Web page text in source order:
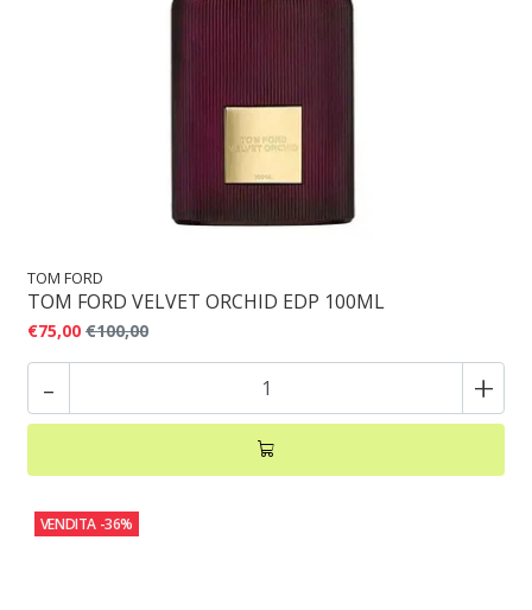
TOM FORD
TOM FORD VELVET ORCHID EDP 100ML
€75,00 €100,00
- +
VENDITA -36%